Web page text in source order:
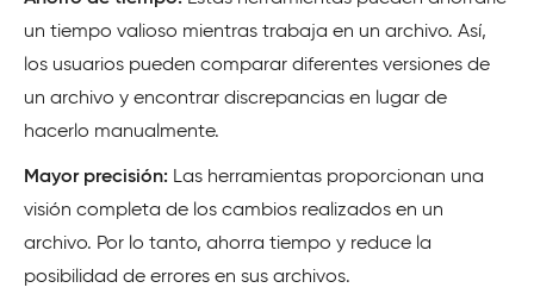
un tiempo valioso mientras trabaja en un archivo. Así,
los usuarios pueden comparar diferentes versiones de
un archivo y encontrar discrepancias en lugar de
hacerlo manualmente.
Mayor precisión: Las herramientas proporcionan una
visión completa de los cambios realizados en un
archivo. Por lo tanto, ahorra tiempo y reduce la
posibilidad de errores en sus archivos.